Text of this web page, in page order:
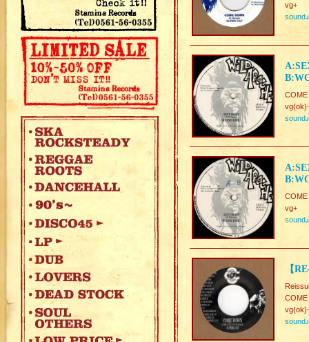
vg+
sound♪
COME
sound♪
COME
vg+
sound♪
【
sound♪